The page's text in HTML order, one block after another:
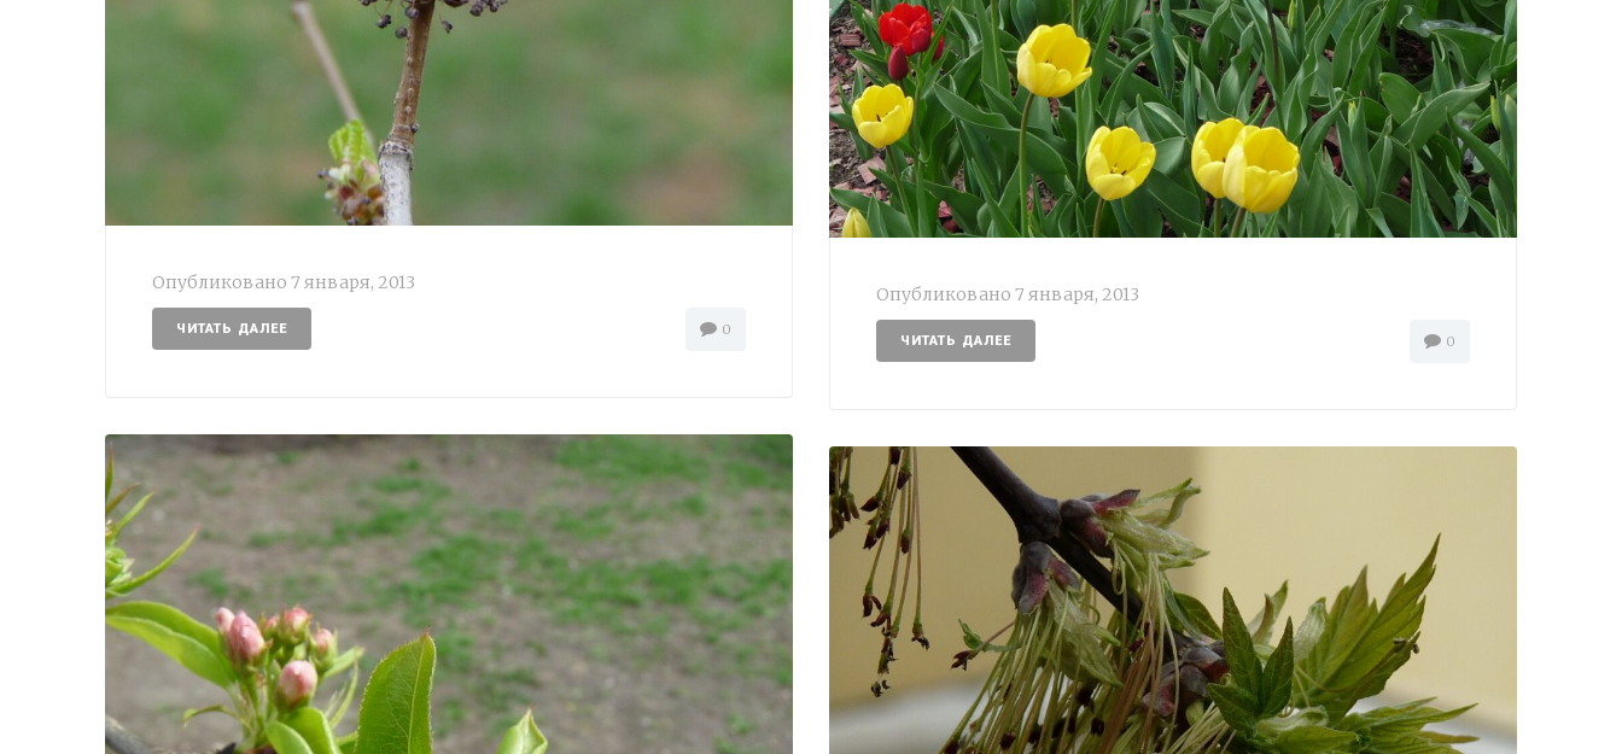
Опубликовано 7 января, 2013
ЧИТАТЬ ДАЛЕЕ 0
Опубликовано 7 января, 2013
ЧИТАТЬ ДАЛЕЕ 0